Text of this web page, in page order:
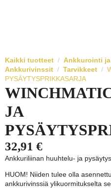
Kaikki tuotteet
Ankkurointi
Ankkurivinssit
Tarvikkeet
PYSÄYTYSPRIKKASARJA
JA
32,91 €
Ankkuriliinan huuhtelu- ja
HUOM! Niiden tulee olla
ankkurivinssiä ylikuormitukselta